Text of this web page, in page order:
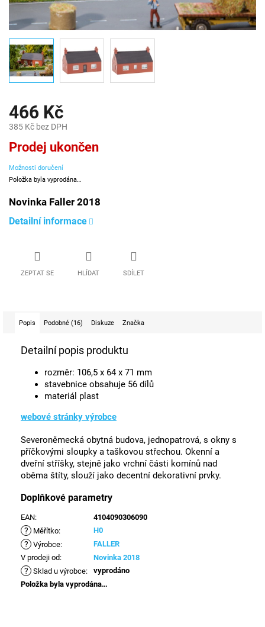
466 Kč
385 Kč bez DPH
Měrná
cena:
Prodej ukončen
Možnosti doručení
Položka byla vyprodána…
Novinka Faller 2018
Detailní informace
ZEPTAT SE HLÍDAT SDÍLET
Popis Podobné (16) Diskuze Značka
Detailní popis produktu
rozměr: 106,5 x 64 x 71 mm
stavebnice obsahuje 56 dílů
materiál plast
webové stránky výrobce
Severoněmecká obytná budova, jednopatrová, s okny s
příčkovými sloupky a taškovou střechou. Okenní a
dveřní stříšky, stejně jako vrchní části komínů nad
oběma štíty, slouží jako decentní dekorativní prvky.
Doplňkové parametry
EAN: 4104090306090
? Měřítko: H0
? Výrobce:
FALLER
V prodeji od: Novinka 2018
? Sklad u výrobce:
vyprodáno
Položka byla vyprodána…